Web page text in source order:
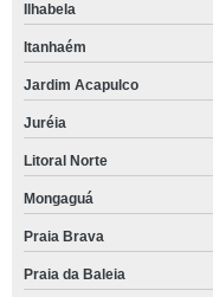
quanto custa tenda 10x10
empresa de tenda para
tenda para casamento
aluguel tenda festa Jaboticabal
Ilhabela
Itanhaém
Jardim Acapulco
Juréia
Litoral Norte
Mongaguá
Praia Brava
Praia da Baleia